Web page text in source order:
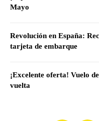
Mayo
Revolución en España:
tarjeta de embarque
¡Excelente oferta! Vuelo
vuelta